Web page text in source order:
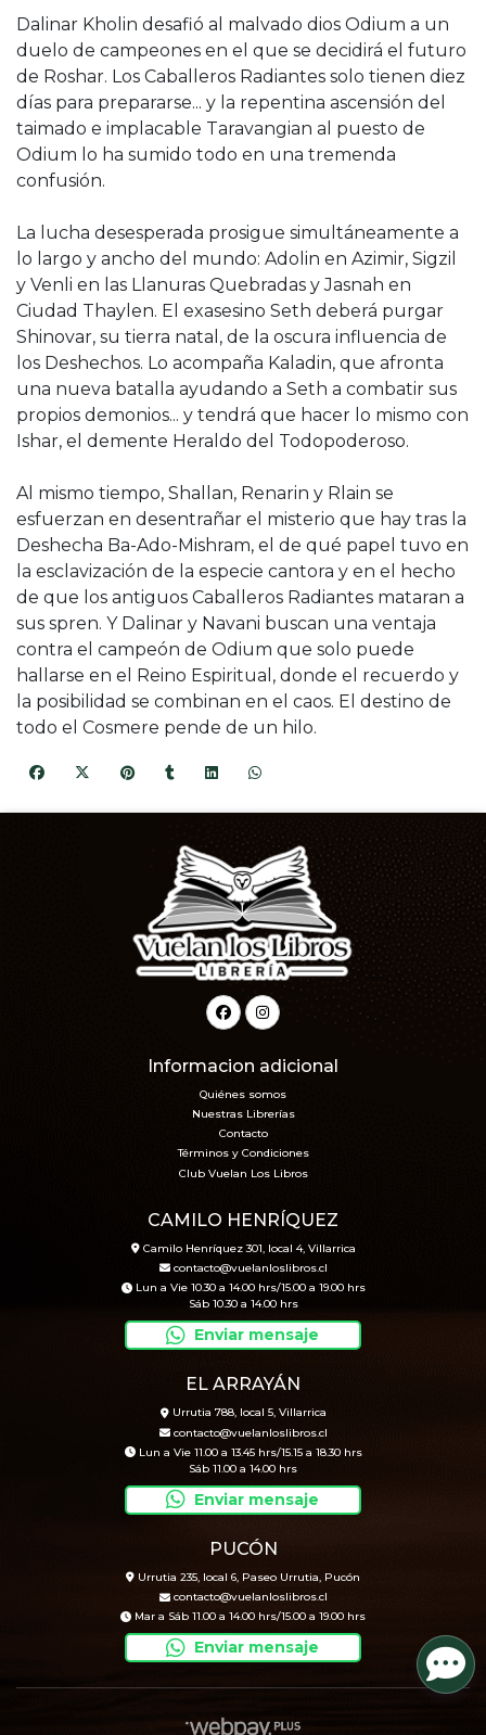
Dalinar Kholin desafió al malvado dios Odium a un
duelo de campeones en el que se decidirá el futuro
de Roshar. Los Caballeros Radiantes solo tienen diez
días para prepararse... y la repentina ascensión del
taimado e implacable Taravangian al puesto de
Odium lo ha sumido todo en una tremenda
confusión.
La lucha desesperada prosigue simultáneamente a
lo largo y ancho del mundo: Adolin en Azimir, Sigzil
y Venli en las Llanuras Quebradas y Jasnah en
Ciudad Thaylen. El exasesino Seth deberá purgar
Shinovar, su tierra natal, de la oscura influencia de
los Deshechos. Lo acompaña Kaladin, que afronta
una nueva batalla ayudando a Seth a combatir sus
propios demonios... y tendrá que hacer lo mismo con
Ishar, el demente Heraldo del Todopoderoso.
Al mismo tiempo, Shallan, Renarin y Rlain se
esfuerzan en desentrañar el misterio que hay tras la
Deshecha Ba-Ado-Mishram, el de qué papel tuvo en
la esclavización de la especie cantora y en el hecho
de que los antiguos Caballeros Radiantes mataran a
sus spren. Y Dalinar y Navani buscan una ventaja
contra el campeón de Odium que solo puede
hallarse en el Reino Espiritual, donde el recuerdo y
la posibilidad se combinan en el caos. El destino de
todo el Cosmere pende de un hilo.
Informacion adicional
Quiénes somos
Nuestras Librerías
Contacto
Términos y Condiciones
Club Vuelan Los Libros
CAMILO HENRÍQUEZ
Camilo Henríquez 301, local 4, Villarrica
contacto@vuelanloslibros.cl
Lun a Vie 10.30 a 14.00 hrs/15.00 a 19.00 hrs
Sáb 10.30 a 14.00 hrs
Enviar mensaje
EL ARRAYÁN
Urrutia 788, local 5, Villarrica
contacto@vuelanloslibros.cl
Lun a Vie 11.00 a 13.45 hrs/15.15 a 18.30 hrs
Sáb 11.00 a 14.00 hrs
Enviar mensaje
PUCÓN
Urrutia 235, local 6, Paseo Urrutia, Pucón
contacto@vuelanloslibros.cl
Mar a Sáb 11.00 a 14.00 hrs/15.00 a 19.00 hrs
Enviar mensaje